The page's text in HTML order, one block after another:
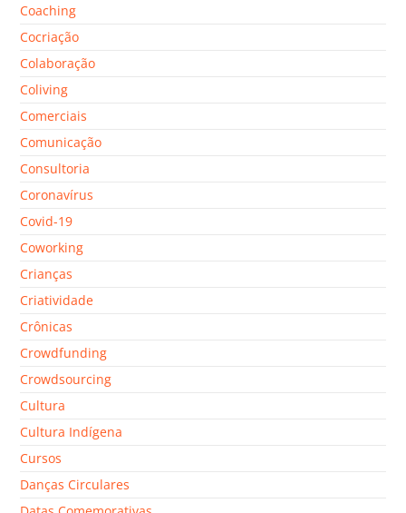
Coaching
Cocriação
Colaboração
Coliving
Comerciais
Comunicação
Consultoria
Coronavírus
Covid-19
Coworking
Crianças
Criatividade
Crônicas
Crowdfunding
Crowdsourcing
Cultura
Cultura Indígena
Cursos
Danças Circulares